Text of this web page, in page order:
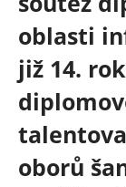
oblasti
již 14.
oborů